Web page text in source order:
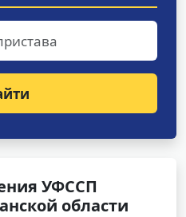
УФССП
области